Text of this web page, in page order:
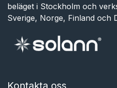
beläget i Stockholm och
Sverige, Norge, Finland och
Kontakta oss